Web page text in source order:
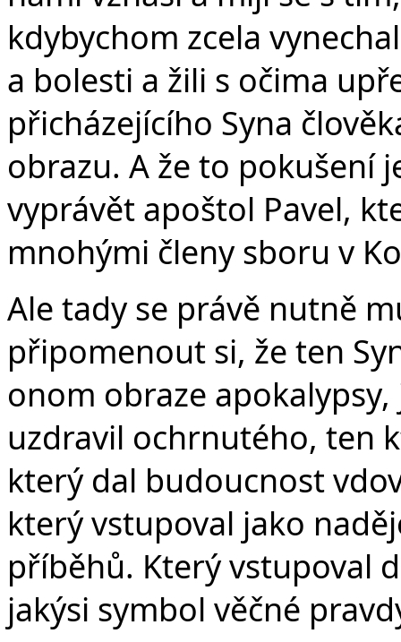
kdybychom zcela
a bolesti a žili s očima
přicházejícího Syna
obrazu. A že to pokušení
vyprávět apoštol Pavel,
mnohými členy sboru v
Ale tady se právě nutně
připomenout si, že ten
onom obraze apokalypsy,
uzdravil ochrnutého, ten
který dal budoucnost
který vstupoval jako
příběhů. Který vstupoval
jakýsi symbol věčné